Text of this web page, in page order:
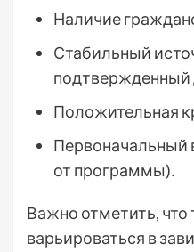
Наличие
Стабильный
подтвержденный
Положительная
Первоначальный
от программы)․
Важно отметить, что
варьироваться в